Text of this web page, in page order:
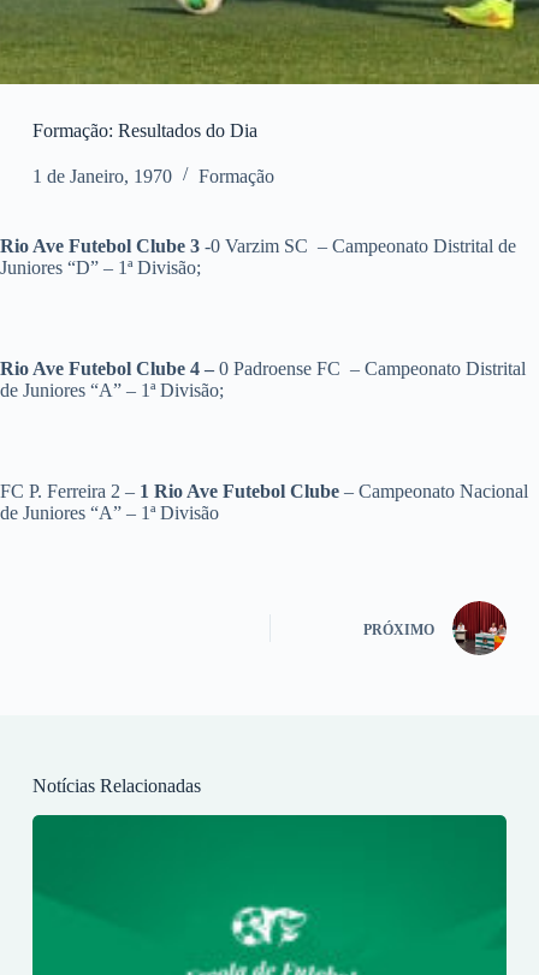
Formação: Resultados do Dia
1 de Janeiro, 1970 Formação
Rio Ave Futebol Clube 3 -0 Varzim SC – Campeonato Distrital de
Juniores “D” – 1ª Divisão;
Rio Ave Futebol Clube 4 – 0 Padroense FC – Campeonato Distrital
de Juniores “A” – 1ª Divisão;
FC P. Ferreira 2 – 1 Rio Ave Futebol Clube – Campeonato Nacional
de Juniores “A” – 1ª Divisão
PRÓXIMO
Notícias Relacionadas